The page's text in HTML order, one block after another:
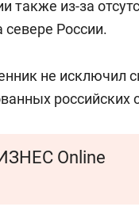
также из-за
севере России.
не исключил
российских
Online